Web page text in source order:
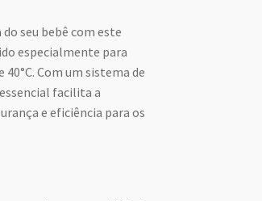
seu bebê com este
especialmente para
Com um sistema de
facilita a
e eficiência para os